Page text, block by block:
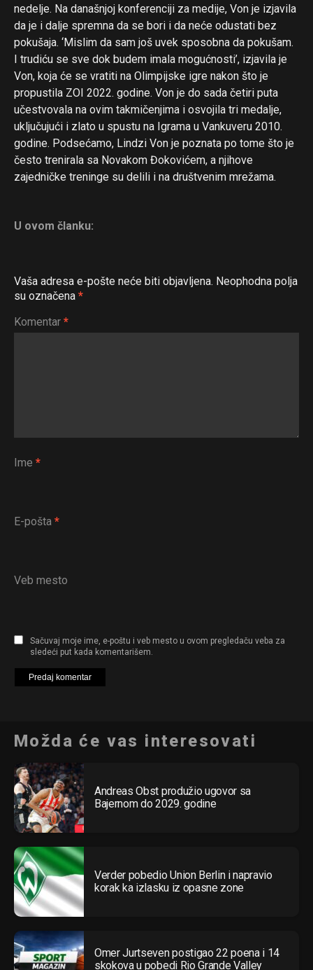
nedelje. Na današnjoj konferenciji za medije, Von je izjavila
da je i dalje spremna da se bori i da neće odustati bez
pokušaja. ‘Mislim da sam još uvek sposobna da pokušam.
I trudiću se sve dok budem imala mogućnosti’, izjavila je
Von, koja će se vratiti na Olimpijske igre nakon što je
propustila ZOI 2022. godine. Von je do sada četiri puta
učestvovala na ovim takmičenjima i osvojila tri medalje,
uključujući i zlato u spustu na Igrama u Vankuveru 2010.
godine. Podsećamo, Lindzi Von je poznata po tome što je
često trenirala sa Novakom Đokovićem, a njihove
zajedničke treninge su delili i na društvenim mrežama.
U ovom članku:
Vaša adresa e-pošte neće biti objavljena. Neophodna polja
su označena *
Komentar *
Ime *
E-pošta *
Veb mesto
Sačuvaj moje ime, e-poštu i veb mesto u ovom pregledaču veba za
sledeći put kada komentarišem.
Možda će vas interesovati
Andreas Obst produžio ugovor sa
Bajernom do 2029. godine
Verder pobedio Union Berlin i napravio
korak ka izlasku iz opasne zone
Omer Jurtseven postigao 22 poena i 14
skokova u pobedi Rio Grande Valley
Whatsapp